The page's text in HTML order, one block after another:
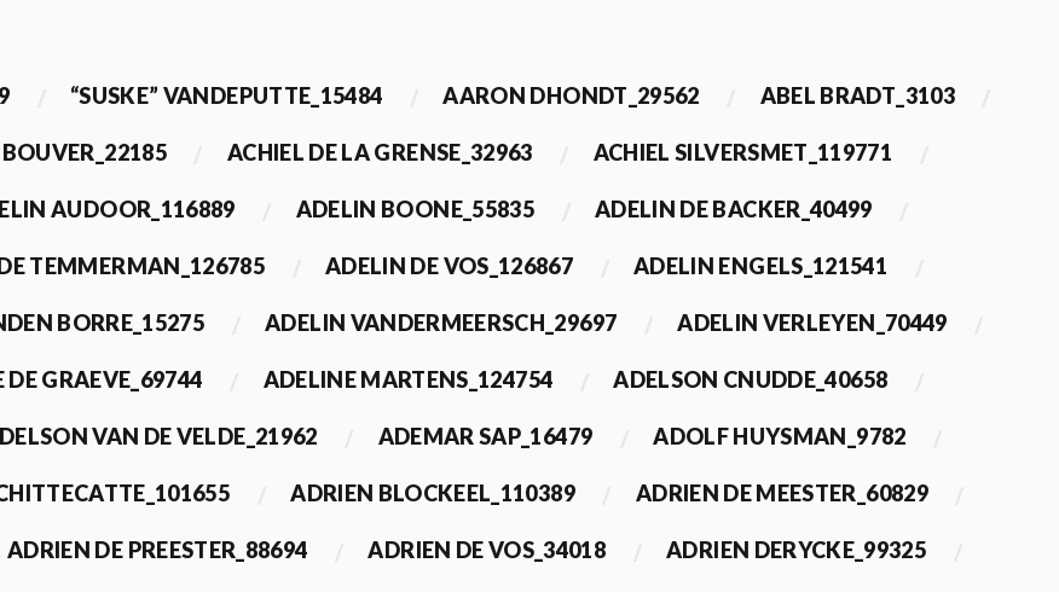
“SUSKE” VANDEPUTTE_15484 AARON DHONDT_29562 ABEL BRADT_3103
ACHIEL DE LA GRENSE_32963 ACHIEL SILVERSMET_119771
AUDOOR_116889 ADELIN BOONE_55835 ADELIN DE BACKER_40499
TEMMERMAN_126785 ADELIN DE VOS_126867 ADELIN ENGELS_121541
BORRE_15275 ADELIN VANDERMEERSCH_29697 ADELIN VERLEYEN_70449
DE GRAEVE_69744 ADELINE MARTENS_124754 ADELSON CNUDDE_40658
VAN DE VELDE_21962 ADEMAR SAP_16479 ADOLF HUYSMAN_9782
ADRIEN BLOCKEEL_110389 ADRIEN DE MEESTER_60829
ADRIEN DE PREESTER_88694 ADRIEN DE VOS_34018 ADRIEN DERYCKE_99325